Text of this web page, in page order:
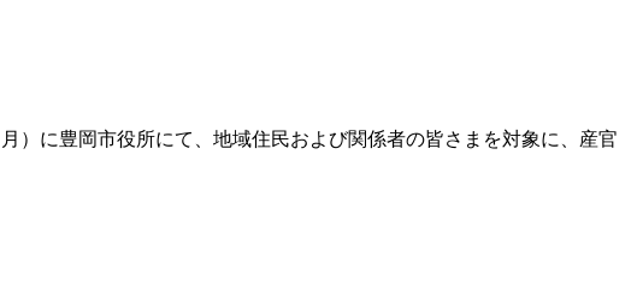
）に豊岡市役所にて、地域住民および関係者の皆さまを対象に、産官